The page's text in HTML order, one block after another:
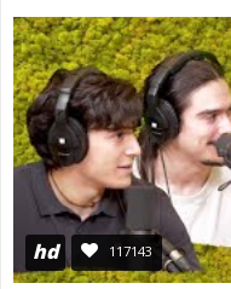
hd 117143